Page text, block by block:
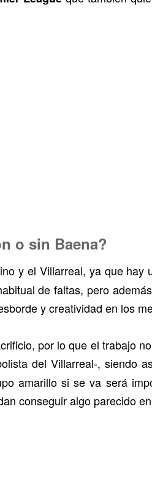
o sin Baena?
y el Villarreal, ya que
de faltas, pero
y creatividad en los
por lo que el trabajo
del Villarreal-, siendo
amarillo si se va será
conseguir algo parecido